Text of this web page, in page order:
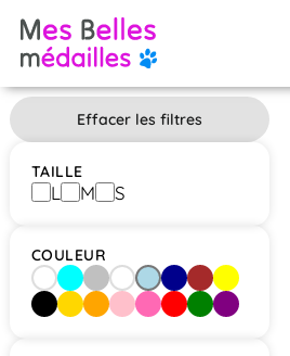
Effacer les filtres
TAILLE
L M S
COULEUR
[aucun]
AquaArgent
BlancBleu clair
Bleu foncé
BrunJaune
NoirOrOrange
RoseRose vif
Rouge
VertViolet